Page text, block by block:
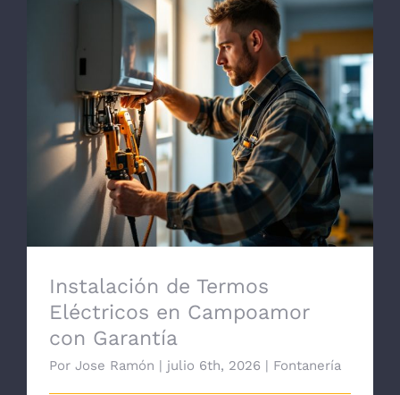
Instalación de Termos Eléctricos en
Campoamor con Garantía
Instalación de Termos
Eléctricos en Campoamor
con Garantía
Por Jose Ramón | julio 6th, 2026 | Fontanería